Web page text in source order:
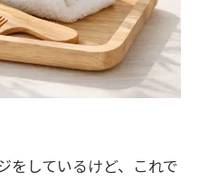
をしているけど、これで